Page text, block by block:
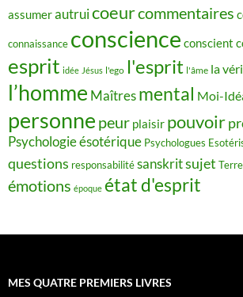
assumerautruicoeurcommentaires
connaissance conscience conscient
esprit idée Jésus l'ego l'esprit l'âme la
l’homme Maîtres mental Moi-
personne peur plaisir pouvoir
Psychologie ésotérique Psychologues
questions responsabilitésanskritsujet Terre
émotions époque état d'esprit
MES QUATRE PREMIERS LIVRES